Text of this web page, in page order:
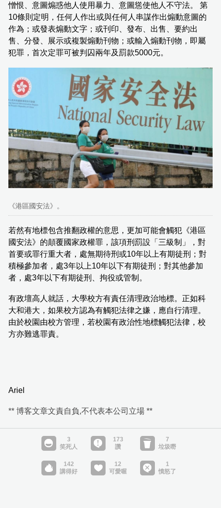
憎恨、意圖煽惑他人使用暴力、意圖慫使他人不守法。 第
10條則定明，任何人作出或與任何人串謀作出煽動意圖的
作為；或發表煽動文字；或刊印、發布、出售、要約出
售、分發、展示或複製煽動刊物；或輸入煽動刊物，即屬
犯罪，首次定罪可被判囚兩年及罰款5000元。
《港區國安法》。
若然有地標包含推翻政權的意思，更加可能會觸犯《港區
國安法》的顛覆國家政權罪，該項刑罰設「三級制」，對
首要或罪行重大者，處無期待刑或10年以上有期徒刑；對
積極參加者，處3年以上10年以下有期徒刑；對其他參加
者，處3年以下有期徒刑、拘役或管制。
有政壇高人就話，大學校方有責任清理政治地標。正如科
大和港大，如果校方認為有觸犯法律之嫌，應自行清理。
由於校園由校方管理，若校園有政治性地標觸犯法律，校
方亦難逃罪責。
Ariel
** 博客文章文責自負,不代表本公司立場 **